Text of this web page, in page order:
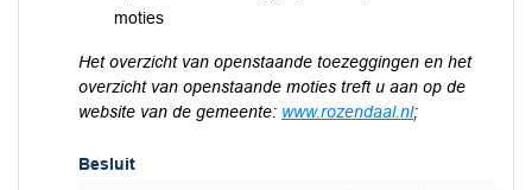
moties
Het overzicht van openstaande toezeggingen en het
overzicht van openstaande moties treft u aan op de
website van de gemeente: www.rozendaal.nl;
Besluit